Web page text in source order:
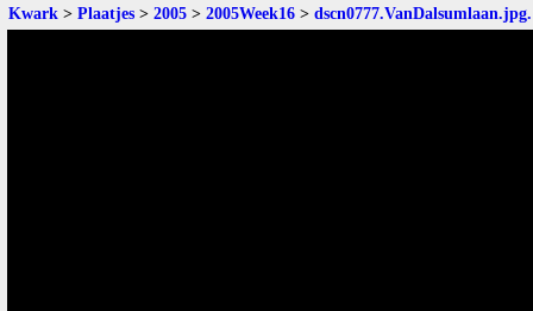
Kwark > Plaatjes > 2005 > 2005Week16 > dscn0777.VanDalsumlaan.jpg.